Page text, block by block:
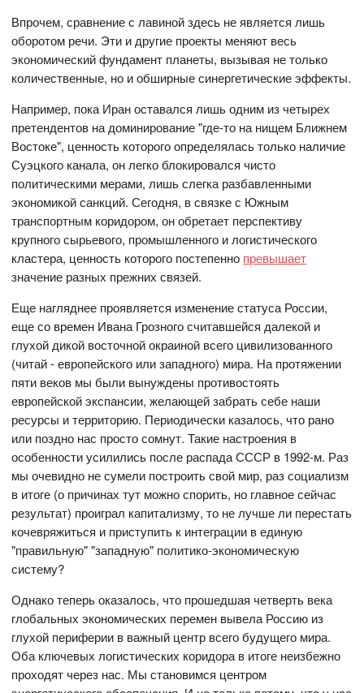
Впрочем, сравнение с лавиной здесь не является лишь
оборотом речи. Эти и другие проекты меняют весь
экономический фундамент планеты, вызывая не только
количественные, но и обширные синергетические эффекты.
Например, пока Иран оставался лишь одним из четырех
претендентов на доминирование "где-то на нищем Ближнем
Востоке", ценность которого определялась только наличие
Суэцкого канала, он легко блокировался чисто
политическими мерами, лишь слегка разбавленными
экономикой санкций. Сегодня, в связке с Южным
транспортным коридором, он обретает перспективу
крупного сырьевого, промышленного и логистического
кластера, ценность которого постепенно превышает
значение разных прежних связей.
Еще нагляднее проявляется изменение статуса России,
еще со времен Ивана Грозного считавшейся далекой и
глухой дикой восточной окраиной всего цивилизованного
(читай - европейского или западного) мира. На протяжении
пяти веков мы были вынуждены противостоять
европейской экспансии, желающей забрать себе наши
ресурсы и территорию. Периодически казалось, что рано
или поздно нас просто сомнут. Такие настроения в
особенности усилились после распада СССР в 1992-м. Раз
мы очевидно не сумели построить свой мир, раз социализм
в итоге (о причинах тут можно спорить, но главное сейчас
результат) проиграл капитализму, то не лучше ли перестать
кочевряжиться и приступить к интеграции в единую
"правильную" "западную" политико-экономическую
систему?
Однако теперь оказалось, что прошедшая четверть века
глобальных экономических перемен вывела Россию из
глухой периферии в важный центр всего будущего мира.
Оба ключевых логистических коридора в итоге неизбежно
проходят через нас. Мы становимся центром